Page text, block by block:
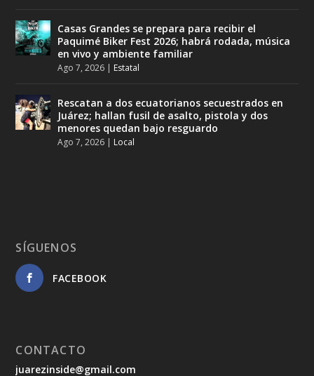
Casas Grandes se prepara para recibir el
Paquimé Biker Fest 2026; habrá rodada, música
en vivo y ambiente familiar
Ago 7, 2026 | Estatal
Rescatan a dos ecuatorianos secuestrados en
Juárez; hallan fusil de asalto, pistola y dos
menores quedan bajo resguardo
Ago 7, 2026 | Local
SÍGUENOS
FACEBOOK
CONTACTO
juarezinside@gmail.com